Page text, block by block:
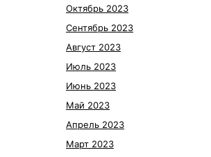
Октябрь 2023
Сентябрь 2023
Август 2023
Июль 2023
Июнь 2023
Май 2023
Апрель 2023
Март 2023